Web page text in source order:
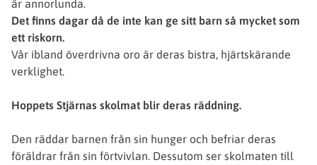
är annorlunda.
Det finns dagar då de inte kan ge sitt barn så mycket som
ett riskorn.
Vår ibland överdrivna oro är deras bistra, hjärtskärande
verklighet.
Hoppets Stjärnas skolmat blir deras räddning.
Den räddar barnen från sin hunger och befriar deras
föräldrar från sin förtvivlan. Dessutom ser skolmaten till